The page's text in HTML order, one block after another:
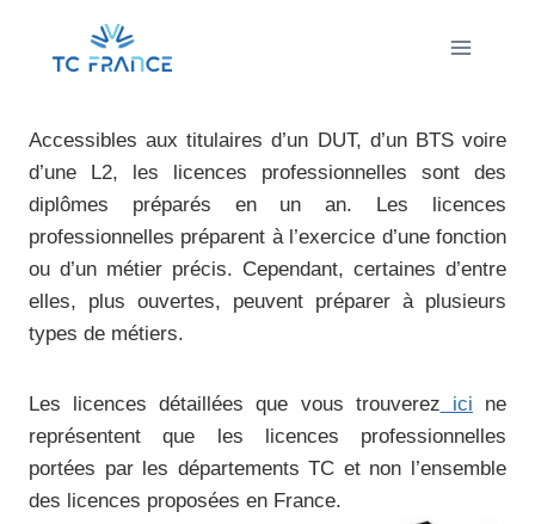
contenu
Accessibles aux titulaires d’un DUT, d’un BTS voire
d’une L2, les licences professionnelles sont des
diplômes préparés en un an. Les licences
professionnelles préparent à l’exercice d’une fonction
ou d’un métier précis. Cependant, certaines d’entre
elles, plus ouvertes, peuvent préparer à plusieurs
types de métiers.
Les licences détaillées que vous trouverez ici ne
représentent que les licences professionnelles
portées par les départements TC et non l’ensemble
des licences proposées en France.